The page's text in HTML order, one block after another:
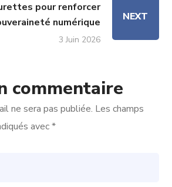
pour renforcer
numérique
3 Juin 2026
NEXT
commentaire
ne sera pas publiée. Les champs
avec*